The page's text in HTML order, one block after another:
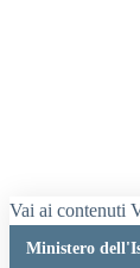
Vai ai contenuti
Ministero